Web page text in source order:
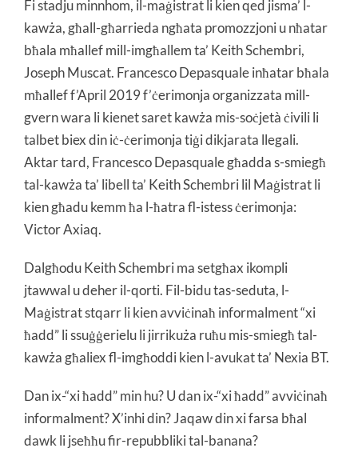
Fi stadju minnhom, il-maġistrat li kien qed jisma’ l-
kawża, għall-għarrieda ngħata promozzjoni u nħatar
bħala mħallef mill-imgħallem ta’ Keith Schembri,
Joseph Muscat. Francesco Depasquale inħatar bħala
mħallef f’April 2019 f’ċerimonja organizzata mill-
gvern wara li kienet saret kawża mis-soċjetà ċivili li
talbet biex din iċ-ċerimonja tiġi dikjarata llegali.
Aktar tard, Francesco Depasquale għadda s-smiegħ
tal-kawża ta’ libell ta’ Keith Schembri lil Maġistrat li
kien għadu kemm ħa l-ħatra fl-istess ċerimonja:
Victor Axiaq.
Dalgħodu Keith Schembri ma setgħax ikompli
jtawwal u deher il-qorti. Fil-bidu tas-seduta, l-
Maġistrat stqarr li kien avviċinaħ informalment “xi
ħadd” li ssuġġerielu li jirrikuża ruħu mis-smiegħ tal-
kawża għaliex fl-imgħoddi kien l-avukat ta’ Nexia BT.
Dan ix-“xi ħadd” min hu? U dan ix-“xi ħadd” avviċinaħ
informalment? X’inhi din? Jaqaw din xi farsa bħal
dawk li jseħħu fir-repubbliki tal-banana?